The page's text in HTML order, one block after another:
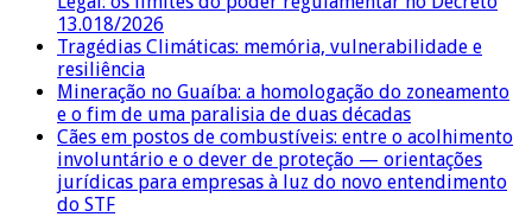
13.018/2026
Tragédias Climáticas: memória, vulnerabilidade e
resiliência
Mineração no Guaíba: a homologação do zoneamento
e o fim de uma paralisia de duas décadas
Cães em postos de combustíveis: entre o acolhimento
involuntário e o dever de proteção — orientações
jurídicas para empresas à luz do novo entendimento
do STF